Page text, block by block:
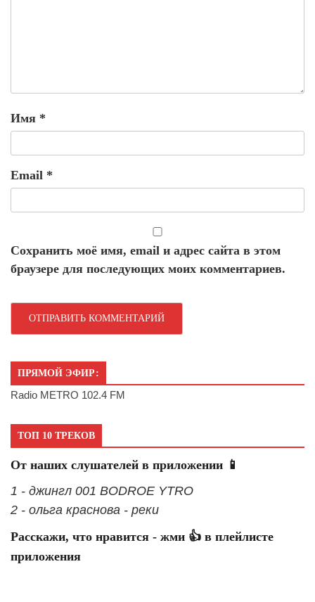
Имя *
Email *
Сохранить моё имя, email и адрес сайта в этом
браузере для последующих моих комментариев.
ПРЯМОЙ ЭФИР:
Radio METRO 102.4 FM
ТОП 10 ТРЕКОВ
От наших слушателей в приложении 📱
1 - джингл 001 BODROE YTRO
2 - ольга краснова - реки
Расскажи, что нравится - жми 👍 в плейлисте
приложения